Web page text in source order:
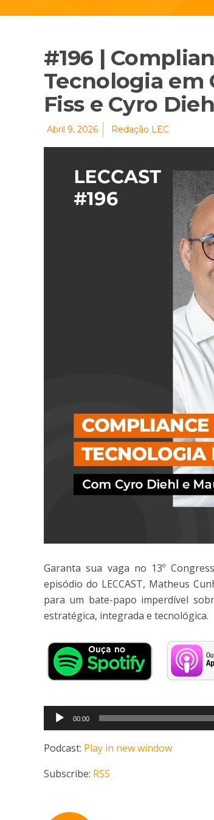
#196 |
Tecnologia em
Fiss e Cyro
Abril 9, 2026 Redação LEC
Garanta sua vaga no 13º
episódio do LECCAST, Matheus
para um bate-papo imperdível
estratégica, integrada e tecnológica.
Tocador
de
áudio
00:00
Podcast: Play in new window
Subscribe: RSS